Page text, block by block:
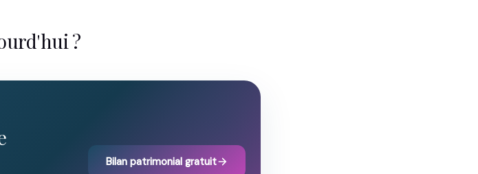
?
Bilan patrimonial gratuit